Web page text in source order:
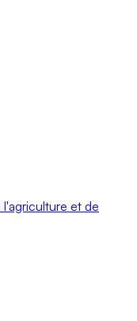
l'agriculture et de